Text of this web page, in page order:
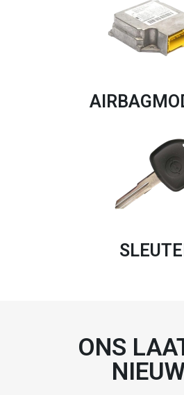
ONS